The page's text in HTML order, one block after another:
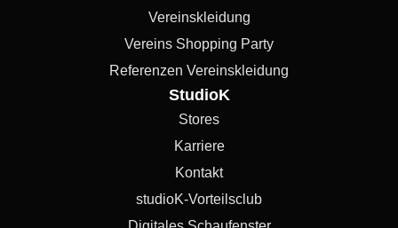
Vereinskleidung
Vereins Shopping Party
Referenzen Vereinskleidung
StudioK
Stores
Karriere
Kontakt
studioK-Vorteilsclub